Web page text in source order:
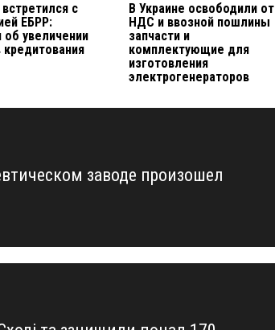
встретился с
ЕБРР:
об увеличении
В Украине освободили от
НДС и ввозной пошлины
запчасти и
комплектующие для
изготовления
электрогенераторов
заводе произошел